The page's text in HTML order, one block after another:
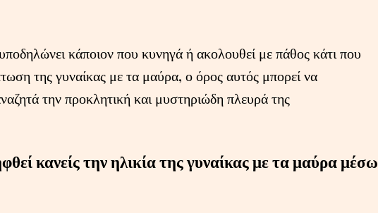
κάποιον που κυνηγά ή ακολουθεί με πάθος κάτι που
της γυναίκας με τα μαύρα, ο όρος αυτός μπορεί να
την προκλητική και μυστηριώδη πλευρά της
κανείς την ηλικία της γυναίκας με τα μαύρα μέσω